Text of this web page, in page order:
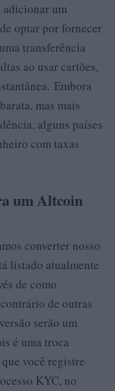
adicionar um
optar por fornecer
transferência
ao usar cartões,
Embora
mas mais
alguns países
com taxas
um Altcoin
converter nosso
listado atualmente
de como
de outras
serão um
é uma troca
você registre
KYC, no